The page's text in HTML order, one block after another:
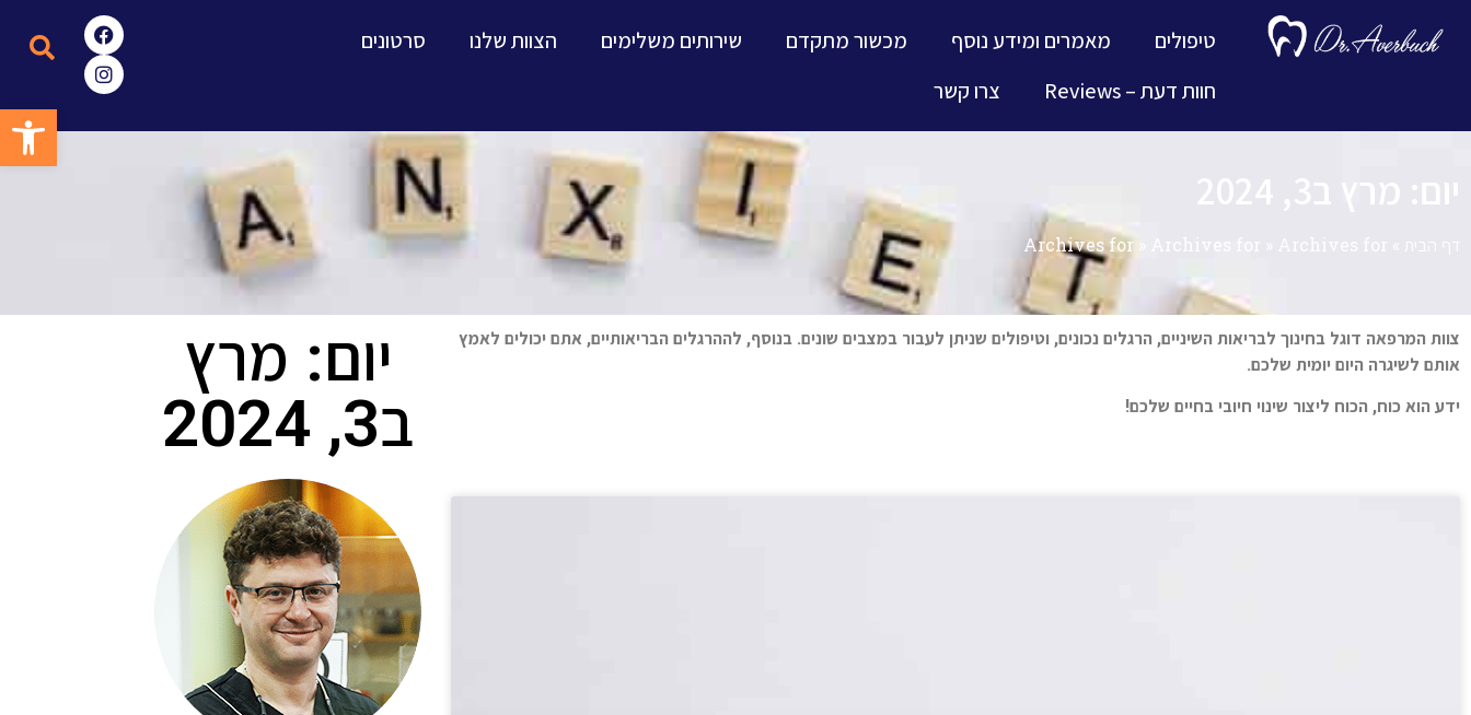
טיפולים מאמרים ומידע נוסף מכשור מתקדם שירותים משלימים הצוות שלנו
סרטונים
חוות דעת – Reviews
צרו קשר
Archives for
צוות המרפאה דוגל בחינוך לבריאות השיניים, הרגלים נכונים, וטיפולים שניתן לעבור במצבים שונים. בנוסף, לההרגלים הבריאותיים, אתם יכולים לאמץ
אותם לשיגרה היום יומית שלכם.
ידע הוא כוח, הכוח ליצור שינוי חיובי בחיים שלכם!
יום: מרץ
ב3, 2024
פתח